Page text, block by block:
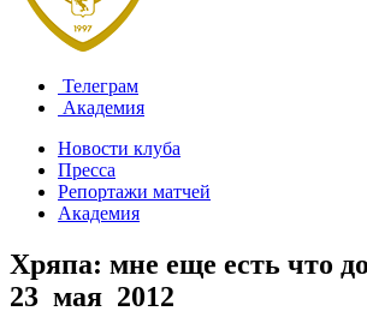
Телеграм
Академия
Новости клуба
Пресса
Репортажи матчей
Академия
Хряпа: мне еще есть что
23 мая 2012